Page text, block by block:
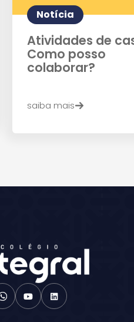
Notícia
Atividades de
Como posso
colaborar?
saiba mais